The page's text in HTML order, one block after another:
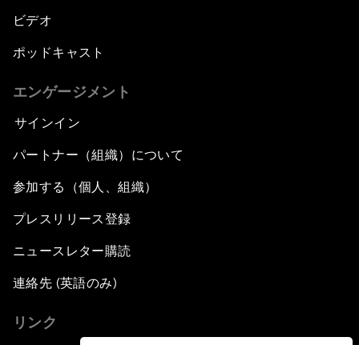
ビデオ
ポッドキャスト
エンゲージメント
サインイン
パートナー（組織）について
参加する（個人、組織）
プレスリリース登録
ニュースレター購読
連絡先 (英語のみ)
リンク